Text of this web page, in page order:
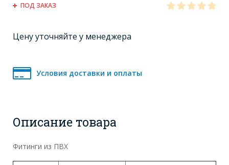
ПОД ЗАКАЗ
Цену уточняйте у менеджера
Условия доставки и оплаты
Описание товара
Фитинги из ПВХ